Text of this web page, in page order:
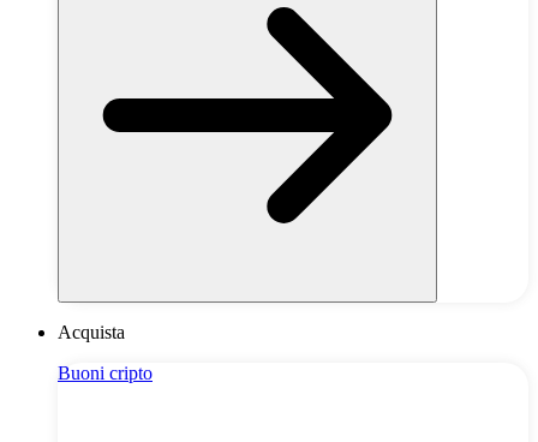
Acquista
Buoni cripto